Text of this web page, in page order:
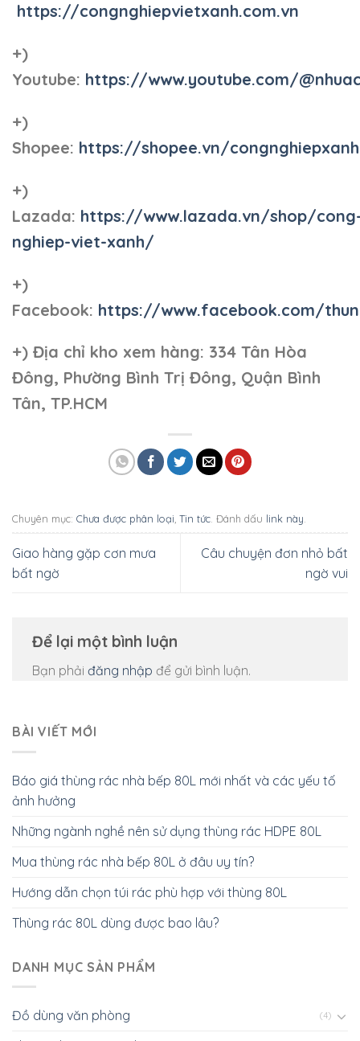
https://congnghiepvietxanh.com.vn
+)
Youtube: https://www.youtube.com/
+)
Shopee: https://shopee.vn/
+)
Lazada: https://www.lazada.vn/shop/
nghiep-viet-xanh/
+)
Facebook: https://www.facebook.com/
+) Địa chỉ kho xem hàng: 334 Tân Hòa
Đông, Phường Bình Trị Đông, Quận Bình
Tân, TP.HCM
Chuyên mục: Chưa được phân loại Tin tức . Đánh dấu link này
Giao hàng gặp cơn mưa
bất ngờ
Câu chuyện đơn nhỏ bất
ngờ vui
Để lại một bình luận
Bạn phải đăng nhập để gửi bình luận.
BÀI VIẾT MỚI
Báo giá thùng rác nhà bếp 80L mới nhất và các yếu tố
ảnh hưởng
Những ngành nghề nên sử dụng thùng rác HDPE 80L
Mua thùng rác nhà bếp 80L ở đâu uy tín?
Hướng dẫn chọn túi rác phù hợp với thùng 80L
Thùng rác 80L dùng được bao lâu?
DANH MỤC SẢN PHẨM
Đồ dùng văn phòng (4)